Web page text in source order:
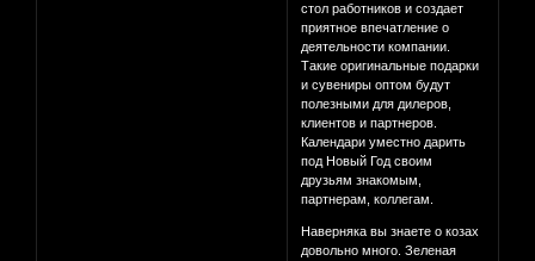
стол работников и создает
приятное впечатление о
деятельности компании.
Такие оригинальные подарки
и сувениры оптом будут
полезными для дилеров,
клиентов и партнеров.
Календари уместно дарить
под Новый Год своим
друзьям знакомым,
партнерам, коллегам.
Наверняка вы знаете о козах
довольно много. Зеленая